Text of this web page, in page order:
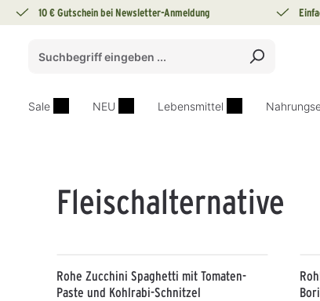
Zur Hauptnavigation springen
10 € Gutschein bei Newsletter-Anmeldung
Sale NEU Lebensmittel
Fleischalternative
Rohe Zucchini Spaghetti mit Tomaten-
Paste und Kohlrabi-Schnitzel